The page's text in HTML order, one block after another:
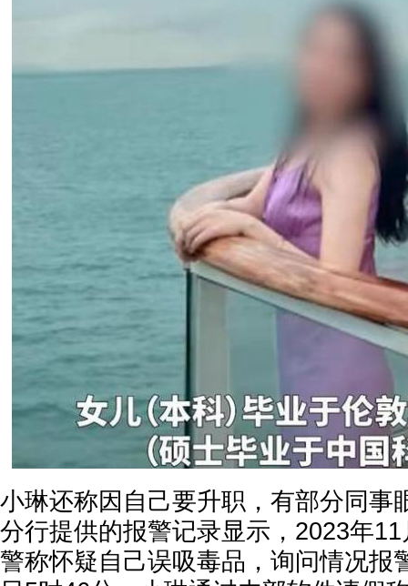
小琳还称因自己要升职，有部分同事
分行提供的报警记录显示，2023年
警称怀疑自己误吸毒品，询问情况报